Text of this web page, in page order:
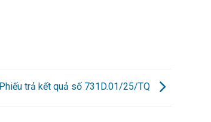
Phiếu trả kết quả số 731D.01/25/TQ